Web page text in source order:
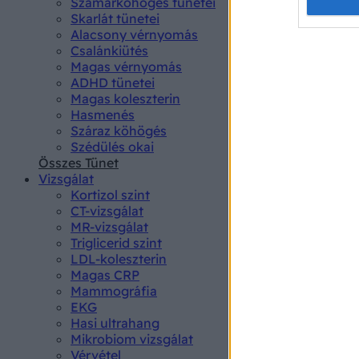
Skarlát tünetei
Alacsony vérnyomás
Csalánkiütés
Magas vérnyomás
ADHD tünetei
Magas koleszterin
Hasmenés
Száraz köhögés
Szédülés okai
Összes Tünet
Vizsgálat
Kortizol szint
CT-vizsgálat
MR-vizsgálat
Triglicerid szint
LDL-koleszterin
Magas CRP
Mammográfia
EKG
Hasi ultrahang
Mikrobiom vizsgálat
Vérvétel